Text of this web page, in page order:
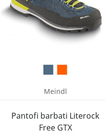
Meindl
Pantofi barbati Literock
Free GTX